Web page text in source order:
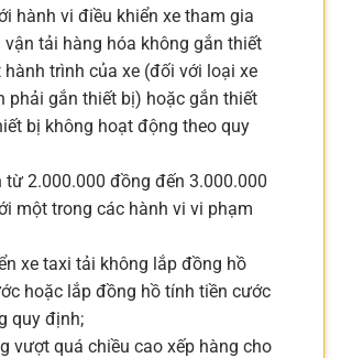
hành vi điều khiển xe tham gia
vận tải hàng hóa không gắn thiết
trình của xe (đối với loại xe
phải gắn thiết bị) hoặc gắn thiết
bị không hoạt động theo quy
từ 2.000.000 đồng đến 3.000.000
một trong các hành vi vi phạm
xe taxi tải không lắp đồng hồ
hoặc lắp đồng hồ tính tiền cước
quy định;
vượt quá chiều cao xếp hàng cho